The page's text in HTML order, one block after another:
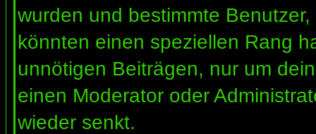
wurden und bestimmte
könnten einen speziellen Rang
unnötigen Beiträgen, nur um
einen Moderator oder
wieder senkt.